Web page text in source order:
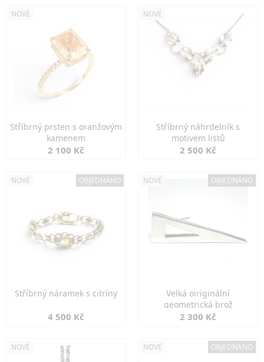
NOVÉ
Stříbrný prsten s oranžovým
kamenem
2 100 Kč
NOVÉ
Stříbrný náhrdelník s
motivem listů
2 500 Kč
NOVÉ OBJEDNÁNO
Stříbrný náramek s citríny
4 500 Kč
NOVÉ OBJEDNÁNO
Velká oiriginální
geometrická brož
2 300 Kč
NOVÉ NOVÉ OBJEDNÁNO